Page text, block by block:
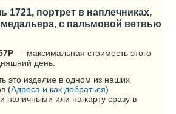
1721, портрет в наплечниках,
с пальмовой ветвью
Р — максимальная стоимость этого
день.
это изделие в одном из наших
(Адреса и как добраться).
наличными или на карту сразу в